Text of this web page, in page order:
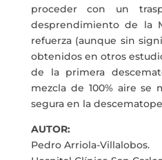
proceder con un
desprendimiento de la
refuerza (aunque sin
obtenidos en otros
de la primera
mezcla de 100% aire se
segura en la
AUTOR:
Pedro Arriola-Villalobos.